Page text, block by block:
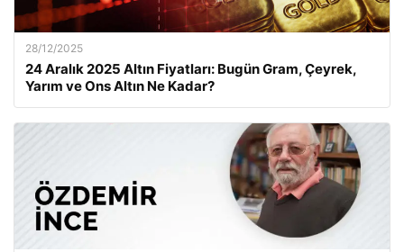
28/12/2025
24 Aralık 2025 Altın Fiyatları: Bugün Gram, Çeyrek,
Yarım ve Ons Altın Ne Kadar?